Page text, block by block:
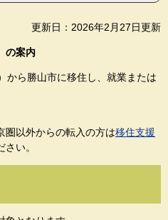
更新日：2026年2月27日更新
の案内
から勝山市に移住し、就業または
圏以外からの転入の方は移住支援
さい。